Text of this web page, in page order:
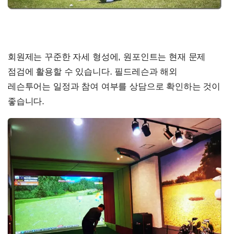
회원제는 꾸준한 자세 형성에, 원포인트는 현재 문제
점검에 활용할 수 있습니다. 필드레슨과 해외
레슨투어는 일정과 참여 여부를 상담으로 확인하는 것이
좋습니다.